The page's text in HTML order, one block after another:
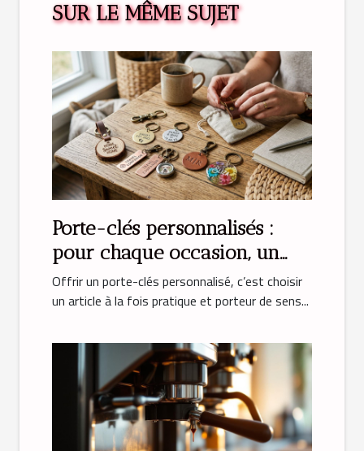
SUR LE MÊME SUJET
Porte-clés personnalisés :
pour chaque occasion, un
cadeau unique
Offrir un porte-clés personnalisé, c’est choisir
un article à la fois pratique et porteur de sens...